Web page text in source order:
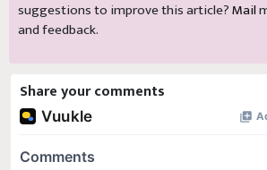
suggestions to improve this article?Mail
and feedback.
Share your comments